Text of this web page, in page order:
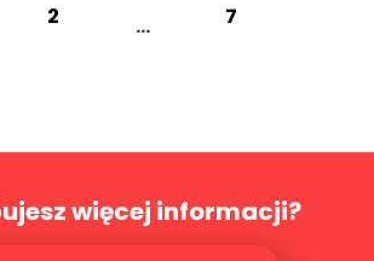
2 ... 7
więcej informacji?